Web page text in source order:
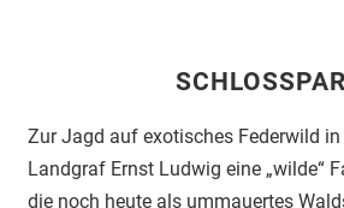
Zur Jagd auf exotisches Federwild
Landgraf Ernst Ludwig eine „wilde“
die noch heute als ummauertes